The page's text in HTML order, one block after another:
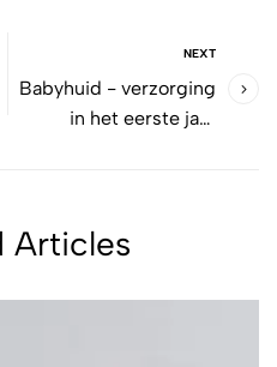
NEXT
Babyhuid - verzorging
in het eerste jaar
Articles